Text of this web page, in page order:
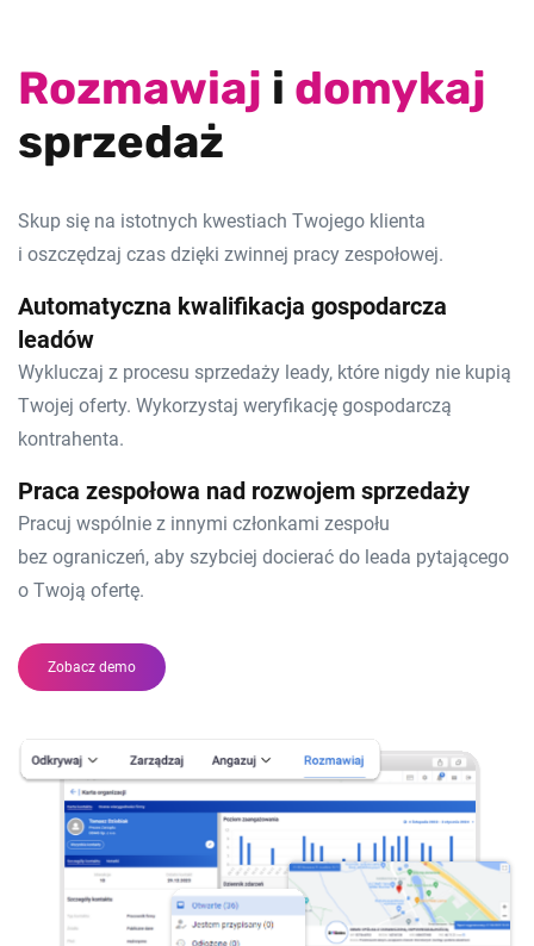
Rozmawiaj i domykaj
sprzedaż
Skup się na istotnych kwestiach Twojego klienta
i oszczędzaj czas dzięki zwinnej pracy zespołowej.
Automatyczna kwalifikacja gospodarcza
leadów
Wykluczaj z procesu sprzedaży leady, które nigdy nie kupią
Twojej oferty. Wykorzystaj weryfikację gospodarczą
kontrahenta. ​
Praca zespołowa nad rozwojem sprzedaży
Pracuj wspólnie z innymi członkami zespołu
bez ograniczeń, aby szybciej docierać do leada pytającego
o Twoją ofertę.​
Zobacz demo